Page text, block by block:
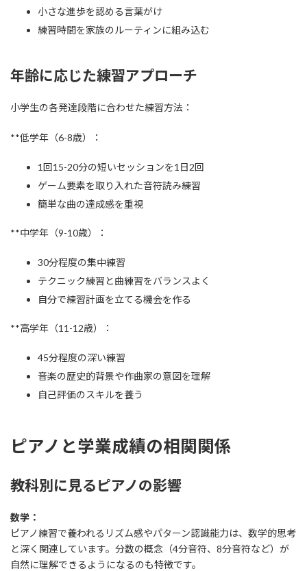
小さな進歩を認める言葉がけ
練習時間を家族のルーティンに組み込む
年齢に応じた練習アプローチ
小学生の各発達段階に合わせた練習方法：
**低学年（6-8歳）：
1回15-20分の短いセッションを1日2回
ゲーム要素を取り入れた音符読み練習
簡単な曲の達成感を重視
**中学年（9-10歳）：
30分程度の集中練習
テクニック練習と曲練習をバランスよく
自分で練習計画を立てる機会を作る
**高学年（11-12歳）：
45分程度の深い練習
音楽の歴史的背景や作曲家の意図を理解
自己評価のスキルを養う
ピアノと学業成績の相関関係
教科別に見るピアノの影響
数学：
ピアノ練習で養われるリズム感やパターン認識能力は、数学的思考
と深く関連しています。分数の概念（4分音符、8分音符など）が
自然に理解できるようになるのも特徴です。